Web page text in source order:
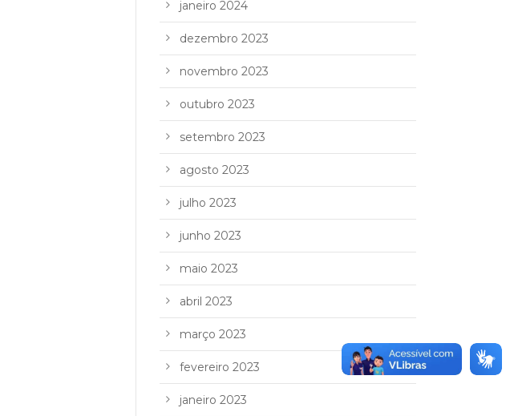
janeiro 2024
dezembro 2023
novembro 2023
outubro 2023
setembro 2023
agosto 2023
julho 2023
junho 2023
maio 2023
abril 2023
março 2023
fevereiro 2023
janeiro 2023